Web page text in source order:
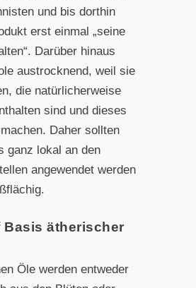
und bis dorthin
erst einmal „seine
Darüber hinaus
austrocknend, weil sie
die natürlicherweise
sind und dieses
Daher sollten
ganz lokal an den
angewendet werden
Basis ätherischer
Öle werden entweder